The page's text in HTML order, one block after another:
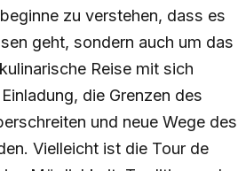
zu verstehen, dass es
geht, sondern auch um das
Reise mit sich
die Grenzen des
und neue Wege des
Vielleicht ist die Tour de